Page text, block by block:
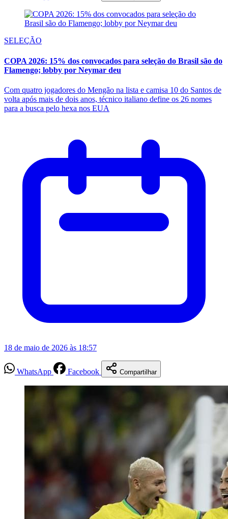
SELEÇÃO
COPA 2026: 15% dos convocados para seleção do Brasil são do
Flamengo; lobby por Neymar deu
Com quatro jogadores do Mengão na lista e camisa 10 do Santos de
volta após mais de dois anos, técnico italiano define os 26 nomes
para a busca pelo hexa nos EUA
18 de maio de 2026 às 18:57
WhatsApp Facebook Compartilhar